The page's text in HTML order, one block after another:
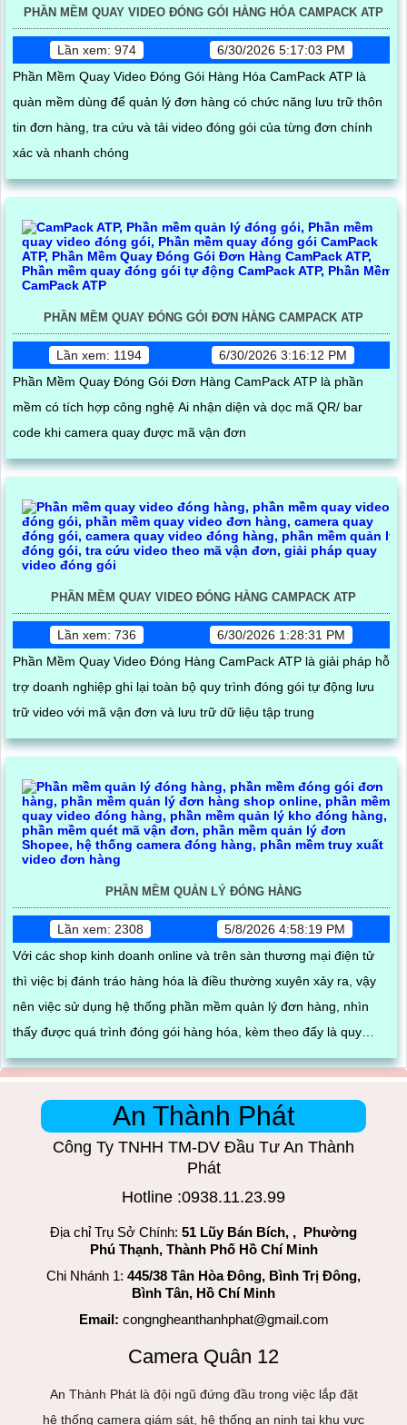
PHẦN MỀM QUAY VIDEO ĐÓNG GÓI HÀNG HÓA CAMPACK ATP
Lần xem: 974
6/30/2026 5:17:03 PM
Phần Mềm Quay Video Đóng Gói Hàng Hóa CamPack ATP là
quàn mềm dùng để quản lý đơn hàng có chức năng lưu trữ thôn
tin đơn hàng, tra cứu và tải video đóng gói của từng đơn chính
xác và nhanh chóng
PHẦN MỀM QUAY ĐÓNG GÓI ĐƠN HÀNG CAMPACK ATP
Lần xem: 1194
6/30/2026 3:16:12 PM
Phần Mềm Quay Đóng Gói Đơn Hàng CamPack ATP là phần
mềm có tích hợp công nghệ Ai nhận diện và dọc mã QR/ bar
code khi camera quay được mã vận đơn
PHẦN MỀM QUAY VIDEO ĐÓNG HÀNG CAMPACK ATP
Lần xem: 736
6/30/2026 1:28:31 PM
Phần Mềm Quay Video Đóng Hàng CamPack ATP là giải pháp hỗ
trợ doanh nghiệp ghi lại toàn bộ quy trình đóng gói tự động lưu
trữ video với mã vận đơn và lưu trữ dữ liệu tập trung
PHẦN MỀM QUẢN LÝ ĐÓNG HÀNG
Lần xem: 2308
5/8/2026 4:58:19 PM
Với các shop kinh doanh online và trên sàn thương mại điện tử
thì việc bị đánh tráo hàng hóa là điều thường xuyên xảy ra, vậy
nên việc sử dụng hệ thống phần mềm quản lý đơn hàng, nhìn
thấy được quá trình đóng gói hàng hóa, kèm theo đấy là quy
trình đóng gói cũng được ghi lại một cách dễ dàng
An Thành Phát
Công Ty TNHH TM-DV Đầu Tư An Thành
Phát
Hotline :0938.11.23.99
Địa chỉ Trụ Sở Chính: 51 Lũy Bán Bích, , Phường
Phú Thạnh, Thành Phố Hồ Chí Minh
Chi Nhánh 1: 445/38 Tân Hòa Đông, Bình Trị Đông,
Bình Tân, Hồ Chí Minh
Email: congngheanthanhphat@gmail.com
Camera Quân 12
An Thành Phát là đội ngũ đứng đầu trong việc lắp đặt
hệ thống camera giám sát, hệ thống an ninh tại khu vực